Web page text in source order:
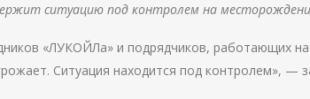
ситуацию под контролем на
«ЛУКОЙЛа» и подрядчиков, работающих
Ситуация находится под контролем», —